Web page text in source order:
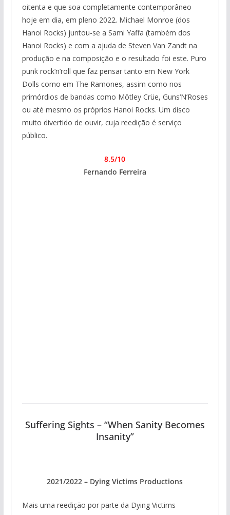
oitenta e que soa completamente contemporâneo
hoje em dia, em pleno 2022. Michael Monroe (dos
Hanoi Rocks) juntou-se a Sami Yaffa (também dos
Hanoi Rocks) e com a ajuda de Steven Van Zandt na
produção e na composição e o resultado foi este. Puro
punk rock’n’roll que faz pensar tanto em New York
Dolls como em The Ramones, assim como nos
primórdios de bandas como Mötley Crüe, Guns‘N’Roses
ou até mesmo os próprios Hanoi Rocks. Um disco
muito divertido de ouvir, cuja reedição é serviço
público.
8.5/10
Fernando Ferreira
Suffering Sights – “When Sanity Becomes
Insanity”
2021/2022 – Dying Victims Productions
Mais uma reedição por parte da Dying Victims